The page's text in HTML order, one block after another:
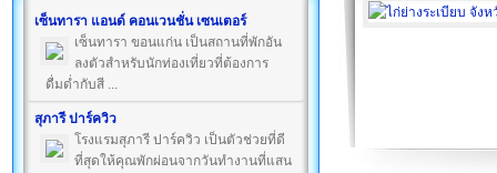
เซ็นทารา แอนด์ คอนเวนชั่น เซนเตอร์
เซ็นทารา ขอนแก่น เป็นสถานที่พักอัน
ลงตัวสำหรับนักท่องเที่ยวที่ต้องการ
ดื่มด่ำกับสี ...
สุภารี ปาร์ควิว
โรงแรมสุภารี ปาร์ควิว เป็นตัวช่วยที่ดี
ที่สุดให้คุณพักผ่อนจากวันทำงานที่แสน